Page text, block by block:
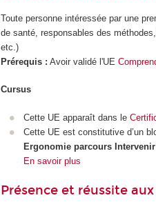
Toute personne intéressée par une
de santé, responsables des
etc.)
Prérequis : Avoir validé l'UE
Cursus
Cette UE apparaît dans le
Cette UE est constitutive d’un
Ergonomie parcours
En savoir plus
Présence et réussite